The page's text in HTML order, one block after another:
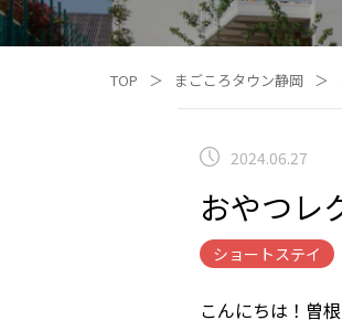
TOP ＞ まごころタウン静岡 ＞
2024.06.27
おやつレ
ショートステイ
こんにちは！曽